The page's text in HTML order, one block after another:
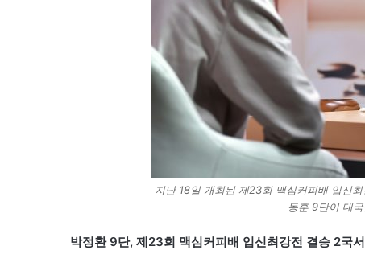
지난 18일 개최된 제23회 맥심커피배 입신
동훈 9단이 대
박정환 9단, 제23회 맥심커피배 입신최강전 결승 2국